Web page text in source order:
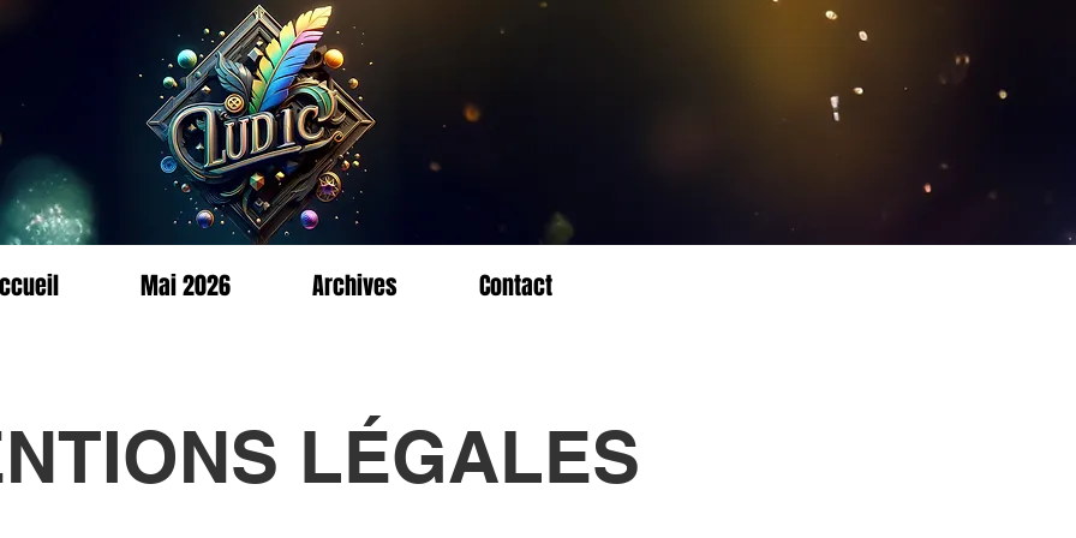
Mai 2026 Archives Contact
LÉGALES